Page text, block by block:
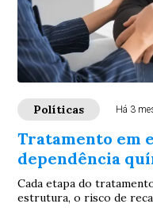
Políticas Há 3
Tratamento em
dependência
Cada etapa do
estrutura, o risco de